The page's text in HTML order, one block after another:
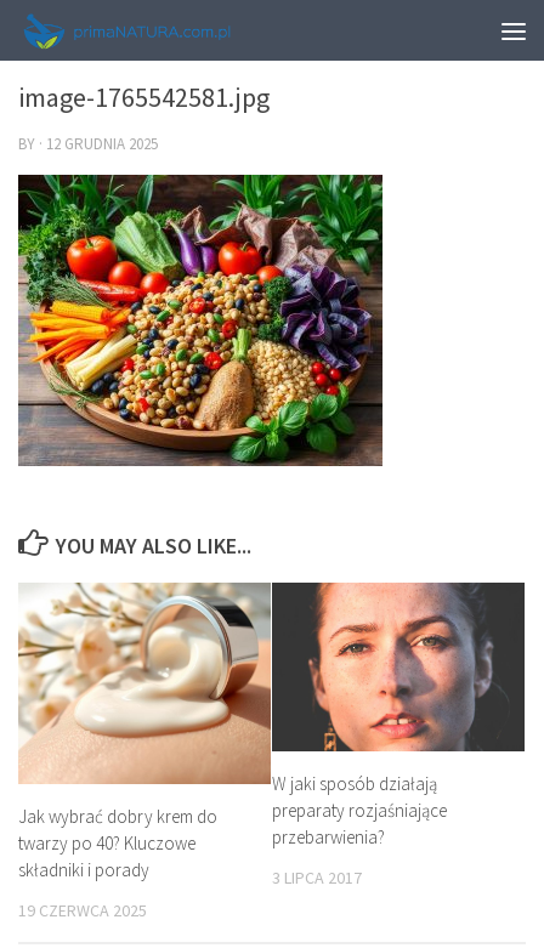
0
image-1765542581.jpg
BY · 12 GRUDNIA 2025
YOU MAY ALSO LIKE...
Jak wybrać dobry krem do
twarzy po 40? Kluczowe
składniki i porady
19 CZERWCA 2025
W jaki sposób działają
preparaty rozjaśniające
przebarwienia?
3 LIPCA 2017